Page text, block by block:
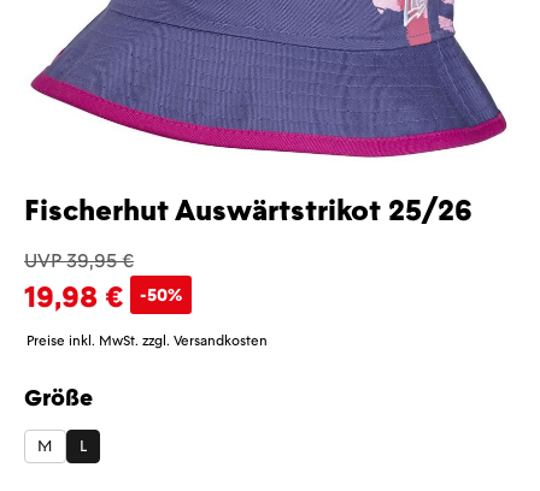
Fischerhut Auswärtstrikot 25/26
UVP 39,95 €
19,98 € -50%
Preise inkl. MwSt. zzgl. Versandkosten
Größe
auswählen
M L